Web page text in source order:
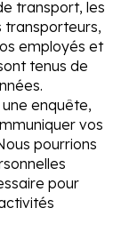
transport, les
transporteurs,
employés et
tenus de
enquête,
vos
pourrions
pour